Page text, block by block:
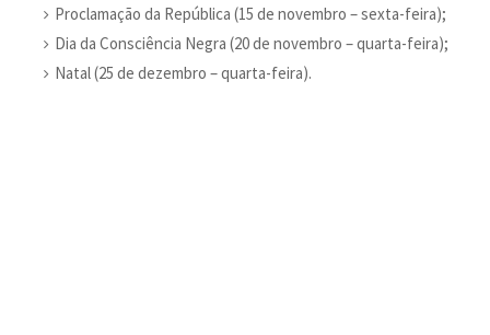
Proclamação da República (15 de novembro – sexta-feira);
Dia da Consciência Negra (20 de novembro – quarta-feira);
Natal (25 de dezembro – quarta-feira).